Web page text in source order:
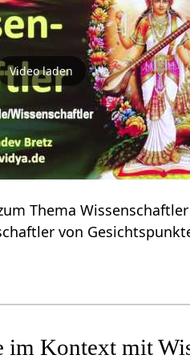
Video laden
den Ausdruck Wissenschaftler‏‎